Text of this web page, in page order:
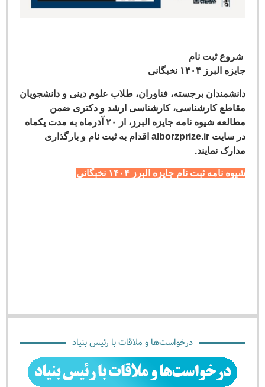
ثبت نام
۱۴۰۴ نخبگانی
برجسته، فناوران،طلاب علوم دینیو دانشجویان
کارشناسی، کارشناسی ارشد و دکتری ضمن
مطالعه شیوه نامه جایزه البرز، از ۲۰ آذرماه به مدت یکماه
در سایت alborzprize.ir اقدام به ثبت نام و بارگذاری
نمایند.
نامه ثبت نام جایزه البرز ۱۴۰۴ نخبگانی
درخواست‌ها و ملاقات با رئیس بنیاد